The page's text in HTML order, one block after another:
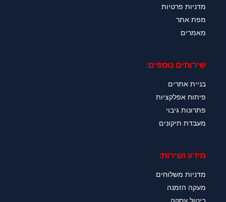
מדניות פרטיות
מפת אתר
מאמרים
שירותים נוספים:
בניית אתרים
פיתוח אפלקציות
פתרונות גיבוי
מעבדת תיקונים
מידע ושירות:
מדניות משלוחים
מעקה הזמנה